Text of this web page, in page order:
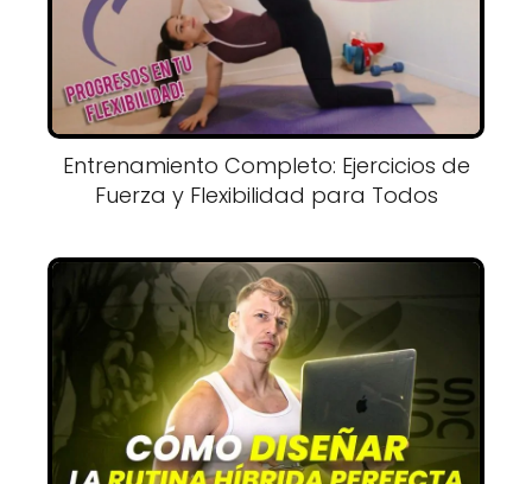
Entrenamiento Completo: Ejercicios de
Fuerza y Flexibilidad para Todos